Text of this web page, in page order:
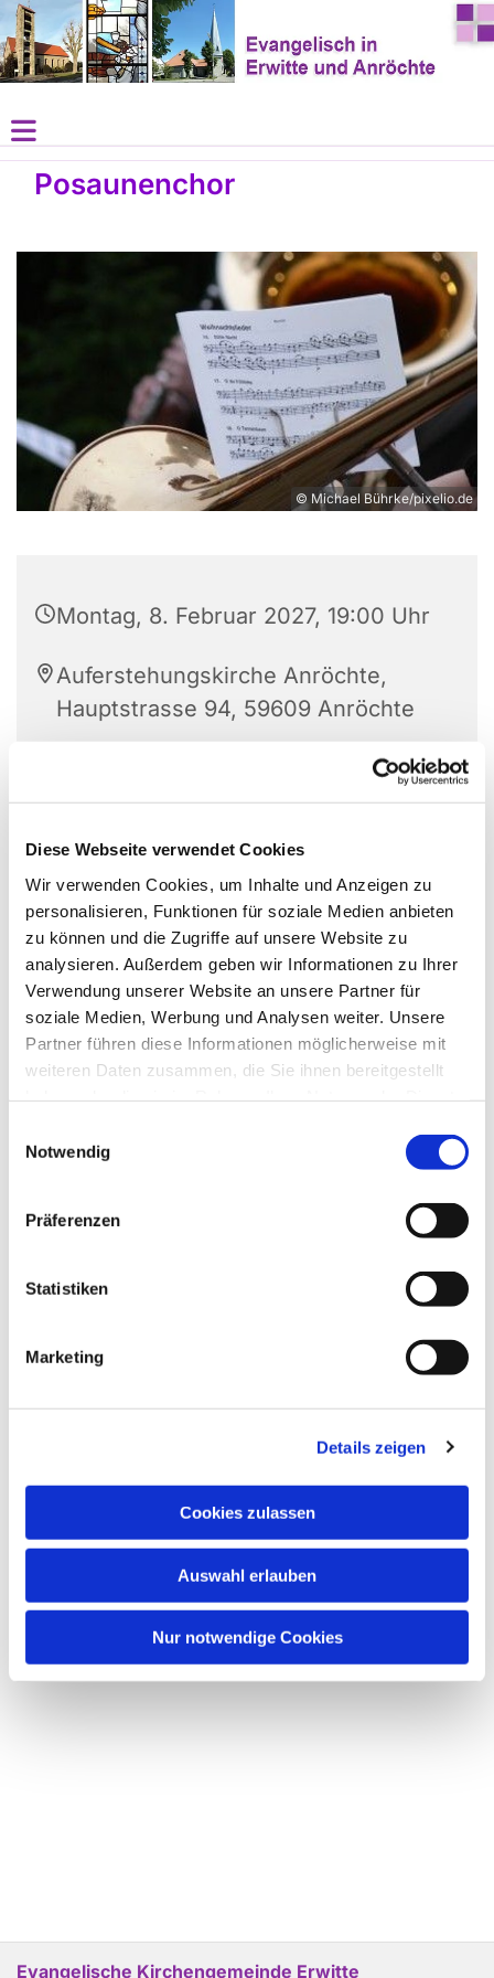
Diese Webseite verwendet Cookies
Wir verwenden Cookies, um Inhalte und Anzeigen zu
personalisieren, Funktionen für soziale Medien anbieten
zu können und die Zugriffe auf unsere Website zu
analysieren. Außerdem geben wir Informationen zu Ihrer
Verwendung unserer Website an unsere Partner für
soziale Medien, Werbung und Analysen weiter. Unsere
Partner führen diese Informationen möglicherweise mit
weiteren Daten zusammen, die Sie ihnen bereitgestellt
Notwendig
Präferenzen
Statistiken
Marketing
Details zeigen
Cookies zulassen
Auswahl erlauben
Nur notwendige Cookies
Posaunenchor
© Michael Bührke/pixelio.de
Montag, 8. Februar 2027, 19:00 Uhr
Auferstehungskirche Anröchte,
Hauptstrasse 94, 59609 Anröchte
Evangelische Kirchengemeinde Erwitte